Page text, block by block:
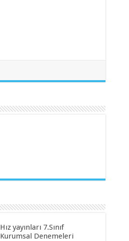
Hız yayınları 7.Sınıf
Kurumsal Denemeleri